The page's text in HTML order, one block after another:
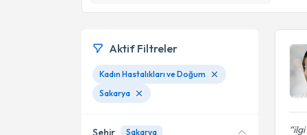
Aktif Filtreler
Kadın Hastalıkları ve Doğum
Sakarya
Şehir Sakarya